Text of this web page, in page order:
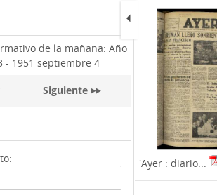
de la mañana: Año
- 1951 septiembre 4
Siguiente
'Ayer : diario...